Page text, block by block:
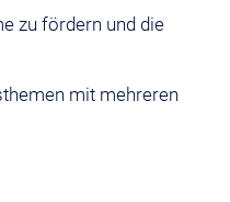
zu fördern und die
mit mehreren